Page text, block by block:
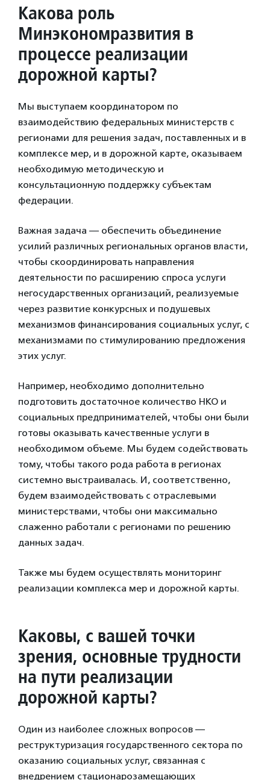
Какова роль
Минэкономразвития в
процессе реализации
дорожной карты?
Мы выступаем координатором по
взаимодействию федеральных министерств с
регионами для решения задач, поставленных и в
комплексе мер, и в дорожной карте, оказываем
необходимую методическую и
консультационную поддержку субъектам
федерации.
Важная задача — обеспечить объединение
усилий различных региональных органов власти,
чтобы скоординировать направления
деятельности по расширению спроса услуги
негосударственных организаций, реализуемые
через развитие конкурсных и подушевых
механизмов финансирования социальных услуг, с
механизмами по стимулированию предложения
этих услуг.
Например, необходимо дополнительно
подготовить достаточное количество НКО и
социальных предпринимателей, чтобы они были
готовы оказывать качественные услуги в
необходимом объеме. Мы будем содействовать
тому, чтобы такого рода работа в регионах
системно выстраивалась. И, соответственно,
будем взаимодействовать с отраслевыми
министерствами, чтобы они максимально
слаженно работали с регионами по решению
данных задач.
Также мы будем осуществлять мониторинг
реализации комплекса мер и дорожной карты.
Каковы, с вашей точки
зрения, основные трудности
на пути реализации
дорожной карты?
Один из наиболее сложных вопросов —
реструктуризация государственного сектора по
оказанию социальных услуг, связанная с
внедрением стационарозамещающих